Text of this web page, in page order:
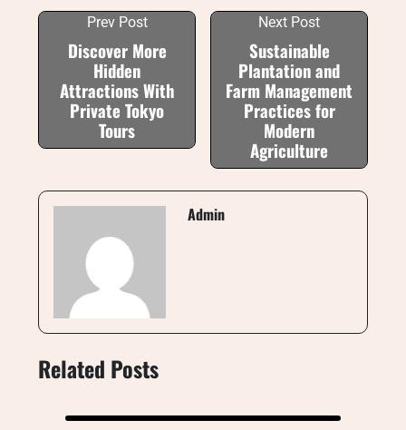
Prev Post
Discover More
Hidden
Attractions With
Private Tokyo
Tours
Next Post
Sustainable
Plantation and
Farm Management
Practices for
Modern
Agriculture
Admin
Related Posts